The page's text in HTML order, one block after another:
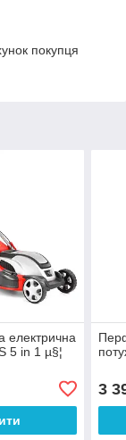
покупця
електрична
5 in 1 µ§¦
3